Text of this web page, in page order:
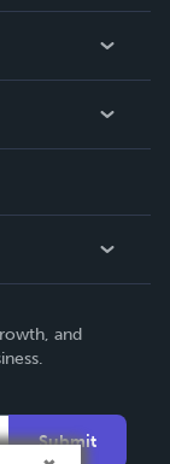
and
Submit